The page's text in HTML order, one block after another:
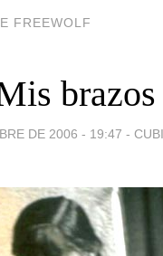
FREEWOLF
brazos
DE 2006 - 19:47 -